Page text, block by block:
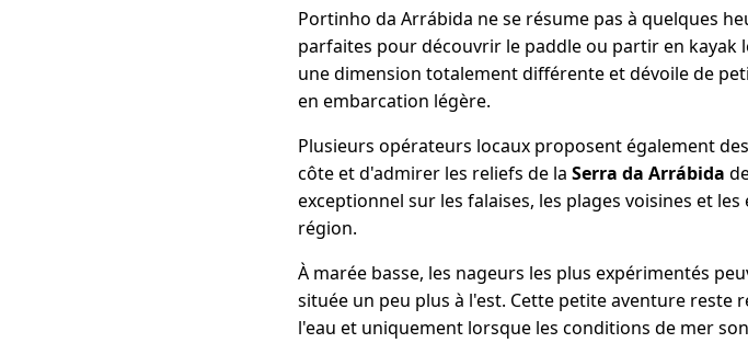
Portinho da Arrábida ne se résume pas à quelques
parfaites pour découvrir le paddle ou partir en kayak
une dimension totalement différente et dévoile de
en embarcation légère.
Plusieurs opérateurs locaux proposent également des
côte et d'admirer les reliefs de la Serra da Arrábida
exceptionnel sur les falaises, les plages voisines et
région.
À marée basse, les nageurs les plus expérimentés
située un peu plus à l'est. Cette petite aventure reste
l'eau et uniquement lorsque les conditions de mer